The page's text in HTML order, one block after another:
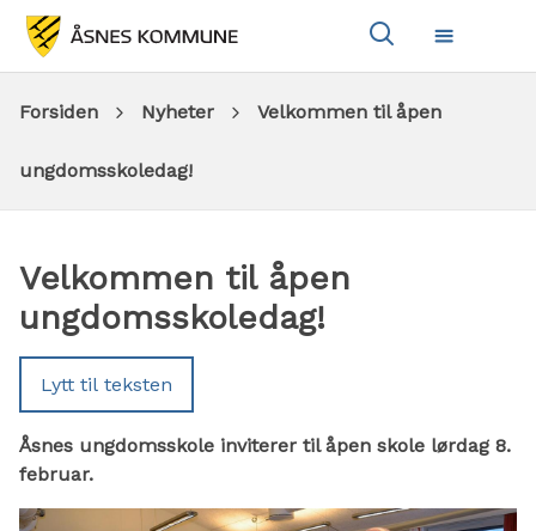
Meny
Du
er
Forsiden Nyheter Velkommen til åpen
ungdomsskoledag!
Velkommen til åpen
ungdomsskoledag!
Lytt til teksten
Åsnes ungdomsskole inviterer til åpen skole lørdag 8.
februar.